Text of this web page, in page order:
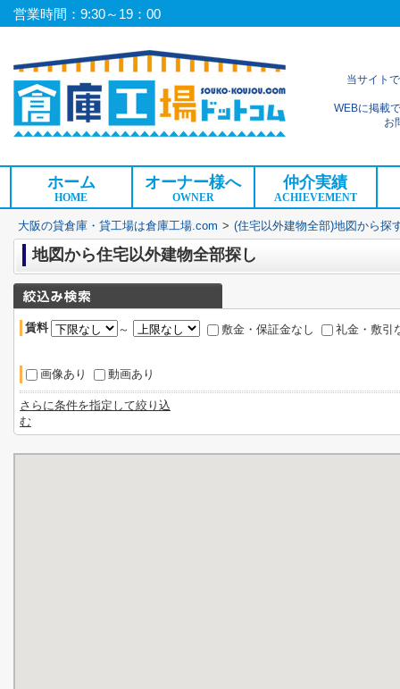
営業時間：9:30～19：00
当サイト
WEBに掲載
お
ホーム
HOME
オーナー様へ
OWNER
仲介実績
ACHIEVEMENT
大阪の貸倉庫・貸工場は倉庫工場.com > (住宅以外建物全部)地図から探
地図から住宅以外建物全部探し
賃料 ～ 敷金・保証金なし 礼金・敷引
画像あり 動画あり
さらに条件を指定して絞り込
む